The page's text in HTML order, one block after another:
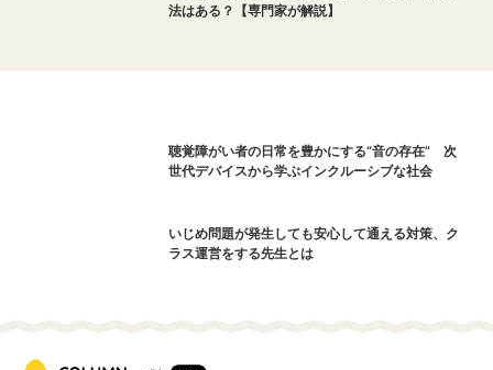
法はある？【専門家が解説】
聴覚障がい者の日常を豊かにする“音の存在” 次
世代デバイスから学ぶインクルーシブな社会
いじめ問題が発生しても安心して通える対策、ク
ラス運営をする先生とは